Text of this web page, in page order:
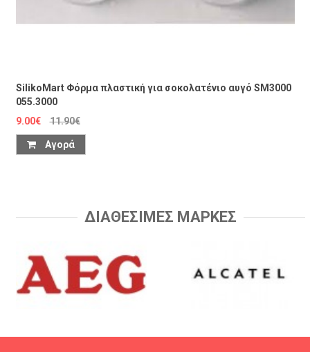
SilikoMart Φόρμα πλαστική για σοκολατένιο αυγό SM3000
055.3000
9.00€
11.90€
Αγορά
ΔΙΑΘΕΣΙΜΕΣ ΜΑΡΚΕΣ